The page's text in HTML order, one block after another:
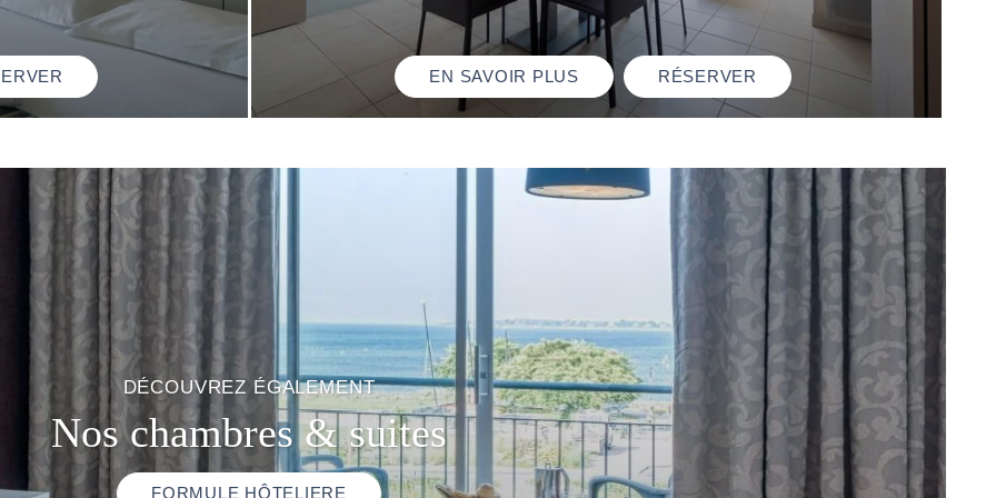
EN SAVOIR PLUS RÉSERVER
DÉCOUVREZ ÉGALEMENT
Nos chambres & suites
FORMULE HÔTELIERE